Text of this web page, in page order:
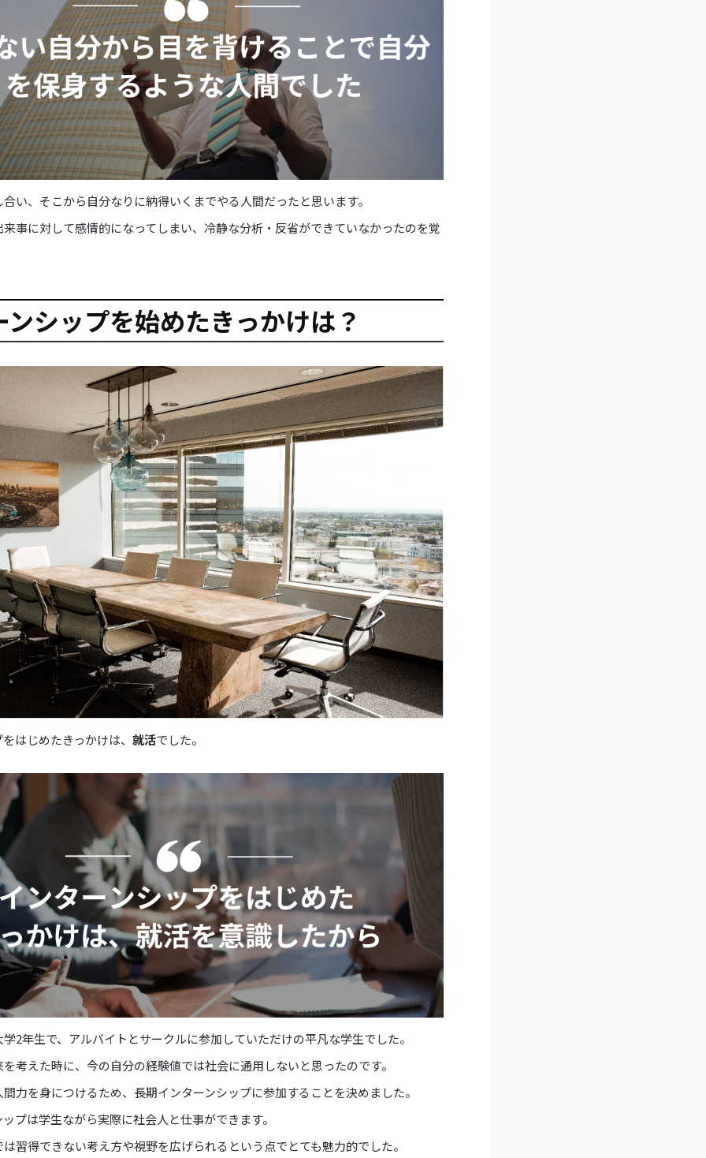
い、そこから自分なりに納得いくまでやる人間だったと思います。
事に対して感情的になってしまい、冷静な分析・反省ができていなかったのを覚
シップを始めたきっかけは？
はじめたきっかけは、就活でした。
2年生で、アルバイトとサークルに参加していただけの平凡な学生でした。
考えた時に、今の自分の経験値では社会に通用しないと思ったのです。
力を身につけるため、長期インターンシップに参加することを決めました。
プは学生ながら実際に社会人と仕事ができます。
習得できない考え方や視野を広げられるという点でとても魅力的でした。